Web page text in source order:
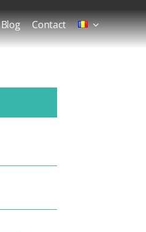
Blog Contact